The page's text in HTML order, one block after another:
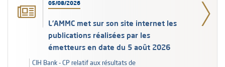
05/08/2026
L’AMMC met sur son site internet les
publications réalisées par les
émetteurs en date du 5 août 2026
CIH Bank - CP relatif aux résultats de